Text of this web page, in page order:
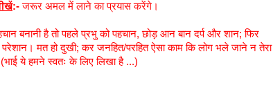
:-जरूर अमल में लाने का प्रयास करेंगे।
बनानी है तो पहले प्रभु को पहचान, छोड़ आन बान दर्प और शान; फिर
मत हो दुखी; कर जनहित/परहित ऐसा काम कि लोग भले जाने न तेरा
ये हमने स्वतः के लिए लिखा है ...)